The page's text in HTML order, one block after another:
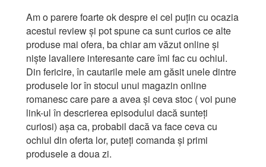
Am o parere foarte ok despre ei cel puțin cu ocazia
acestui review și pot spune ca sunt curios ce alte
produse mai ofera, ba chiar am văzut online și
niște lavaliere interesante care îmi fac cu ochiul.
Din fericire, în cautarile mele am găsit unele dintre
produsele lor în stocul unui magazin online
romanesc care pare a avea și ceva stoc ( voi pune
link-ul în descrierea episodului dacă sunteți
curiosi) așa ca, probabil dacă va face ceva cu
ochiul din oferta lor, puteți comanda și primi
produsele a doua zi.